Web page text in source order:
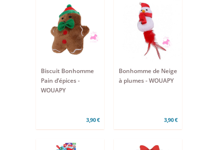
Biscuit Bonhomme
Pain d’épices -
WOUAPY
3,90 €
Bonhomme de Neige
à plumes - WOUAPY
3,90 €